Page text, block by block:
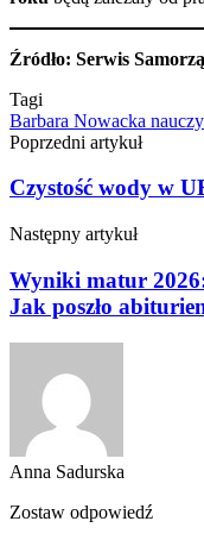
Źródło: Serwis
Tagi
Barbara Nowacka
Poprzedni artykuł
Czystość wody w
Następny artykuł
Wyniki matur
Jak poszło
Anna Sadurska
Zostaw odpowiedź